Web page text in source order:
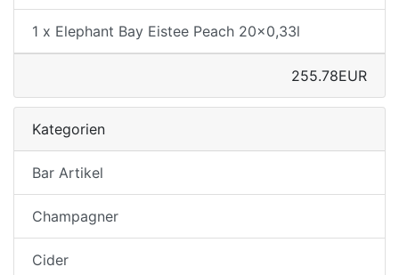
1 x Elephant Bay Eistee Peach 20x0,33l
255.78EUR
Kategorien
Bar Artikel
Champagner
Cider